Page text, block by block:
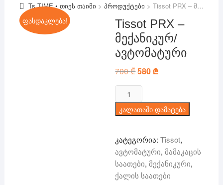
Ts.TIME • თიეს თაიმი > პროდუქტები > Tissot PRX – მექანიკურ/ავტომატური
ფასდაკლება!
Tissot PRX –
მექანიკურ/
ავტომატური
700₾Original
was:
580₾Current
რაოდენობა:
Tissot
PRX
მექანიკურ/
ავტომატური
კალათაში დამატება
კატეგორია:Tissot,
ავტომატური,მამაკაცის
საათები,მექანიკური,
ქალის საათები